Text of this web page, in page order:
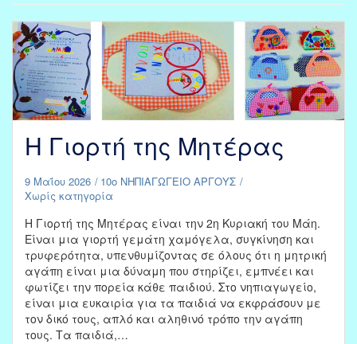
Η Γιορτή της Μητέρας
9 Μαΐου 2026
10ο ΝΗΠΙΑΓΩΓΕΙΟ ΑΡΓΟΥΣ
Χωρίς κατηγορία
Η Γιορτή της Μητέρας είναι την 2η Κυριακή του Μάη.
Είναι μια γιορτή γεμάτη χαμόγελα, συγκίνηση και
τρυφερότητα, υπενθυμίζοντας σε όλους ότι η μητρική
αγάπη είναι μια δύναμη που στηρίζει, εμπνέει και
φωτίζει την πορεία κάθε παιδιού. Στο νηπιαγωγείο,
είναι μια ευκαιρία για τα παιδιά να εκφράσουν με
τον δικό τους, απλό και αληθινό τρόπο την αγάπη
τους. Τα παιδιά,…